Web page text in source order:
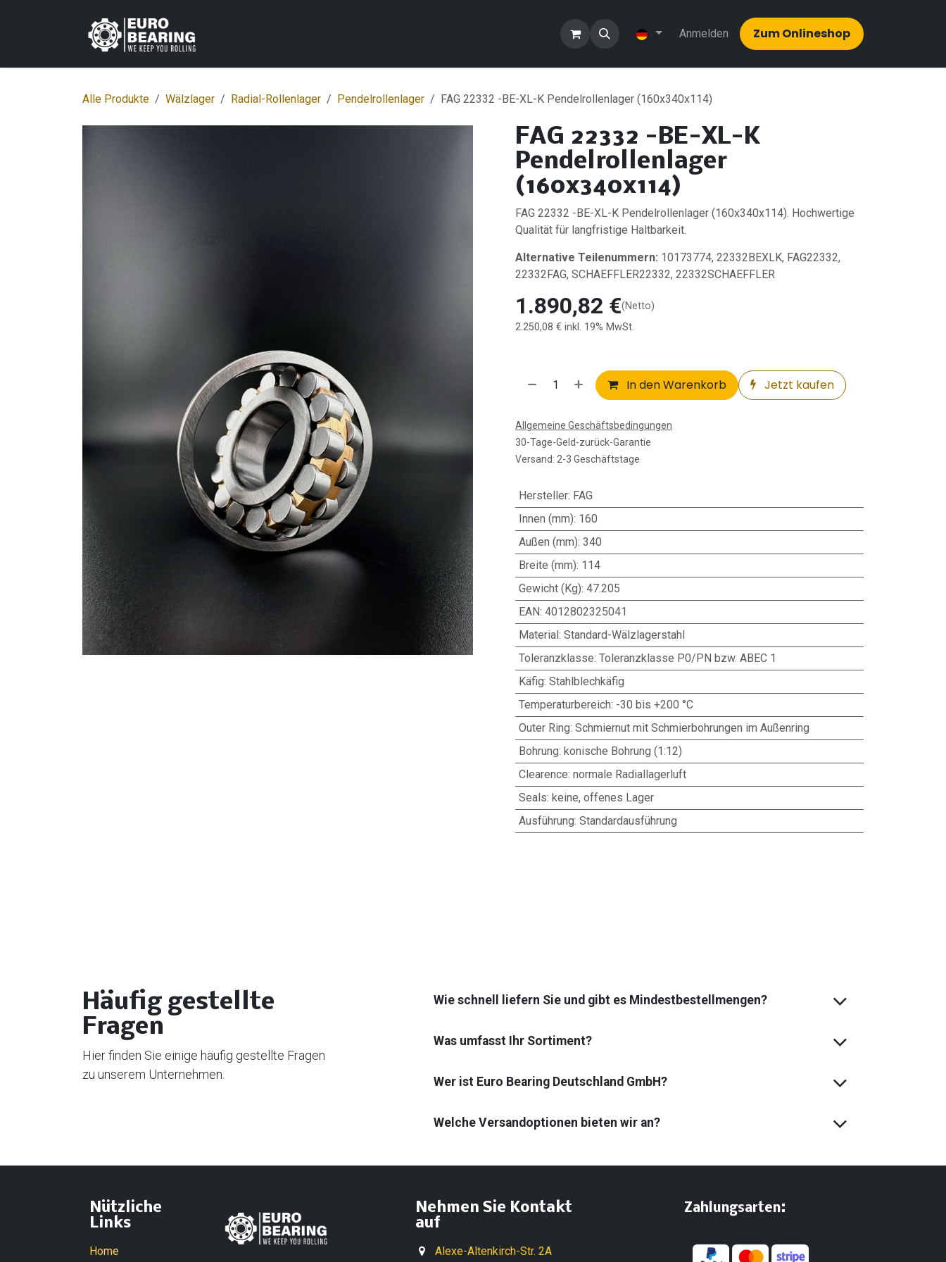
Anmelden Zum Onlinesh​​op
Alle Produkte Wälzlager Radial-Rollenlager Pendelrollenlager FAG 22332 -BE-XL-K Pendelrollenlager (160x340x114)
FAG 22332 -BE-XL-K
Pendelrollenlager
(160x340x114)
FAG 22332 -BE-XL-K Pendelrollenlager (160x340x114). Hochwertige
Qualität für langfristige Haltbarkeit.
Alternative Teilenummern: 10173774, 22332BEXLK, FAG22332,
22332FAG, SCHAEFFLER22332, 22332SCHAEFFLER
1.890,82 €(Netto)
2.250,08 € inkl. 19% MwSt.
In den Warenkorb Jetzt kaufen
Allgemeine Geschäftsbedingungen
30-Tage-Geld-zurück-Garantie
Versand: 2-3 Geschäftstage
Hersteller: FAG
Innen (mm): 160
Außen (mm): 340
Breite (mm): 114
Gewicht (Kg): 47.205
EAN: 4012802325041
Material: Standard-Wälzlagerstahl
Toleranzklasse: Toleranzklasse P0/PN bzw. ABEC 1
Käfig: Stahlblechkäfig
Temperaturbereich: -30 bis +200 °C
Outer Ring: Schmiernut mit Schmierbohrungen im Außenring
Bohrung: konische Bohrung (1:12)
Clearence: normale Radiallagerluft
Seals: keine, offenes Lager
Ausführung: Standardausführung
Häufig gestellte
Fragen
Hier finden Sie einige häufig gestellte Fragen
zu unserem Unternehmen.
Wie schnell liefern Sie und gibt es Mindest­bestell­mengen?
Was umfasst Ihr Sortiment?
Wer ist Euro Bearing Deutschland GmbH?
Welche Versandoptionen bieten wir an?
Nützliche
Links
Home
Nehmen Sie Kontakt
auf
Alexe-Altenkirch-Str. 2A
​Zahlungsarten: